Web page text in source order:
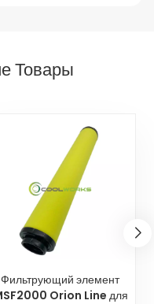
Товары
Фильтрующий элемент
Orion Line для